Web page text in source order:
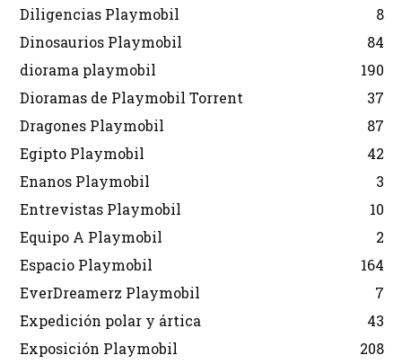
Diligencias Playmobil
8
Dinosaurios Playmobil
84
diorama playmobil
190
Dioramas de Playmobil Torrent
37
Dragones Playmobil
87
Egipto Playmobil
42
Enanos Playmobil
3
Entrevistas Playmobil
10
Equipo A Playmobil
2
Espacio Playmobil
164
EverDreamerz Playmobil
7
Expedición polar y ártica
43
Exposición Playmobil
208